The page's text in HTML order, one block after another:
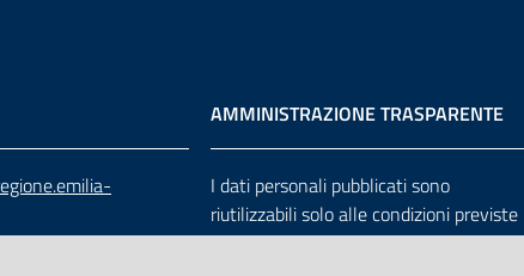
AMMINISTRAZIONE TRASPARENTE
I dati personali pubblicati sono
riutilizzabili solo alle condizioni previste
dalla direttiva comunitaria 2003/98/CE